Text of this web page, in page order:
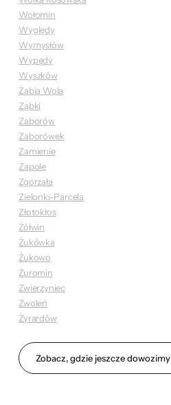
Wołomin
Wyględy
Wymysłów
Wypędy
Wyszków
Żabia Wola
Ząbki
Zaborów
Zaborówek
Zamienie
Zapole
Zgorzała
Zielonki-Parcela
Złotokłos
Żółwin
Żukówka
Żukowo
Żuromin
Zwierzyniec
Zwoleń
Żyrardów
Zobacz, gdzie jeszcze dowozimy